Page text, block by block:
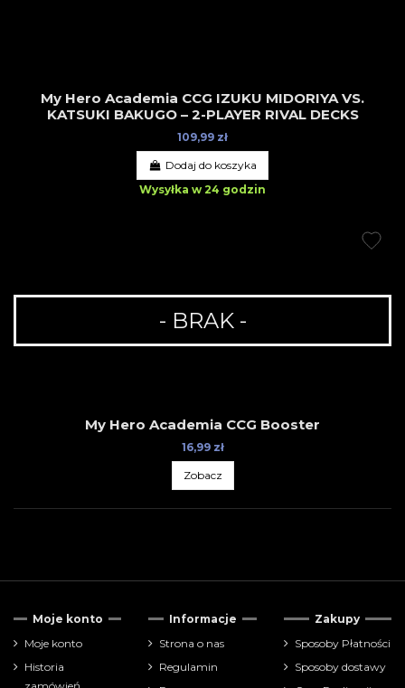
My Hero Academia CCG IZUKU MIDORIYA VS.
KATSUKI BAKUGO – 2-PLAYER RIVAL DECKS
109,99 zł
Dodaj do koszyka
Wysyłka w 24 godzin
- BRAK -
My Hero Academia CCG Booster
16,99 zł
Zobacz
Cena
zł
Moje konto
Moje konto
Historia
Informacje
Strona o nas
Regulamin
Zakupy
Sposoby Płatności
Sposoby dostawy